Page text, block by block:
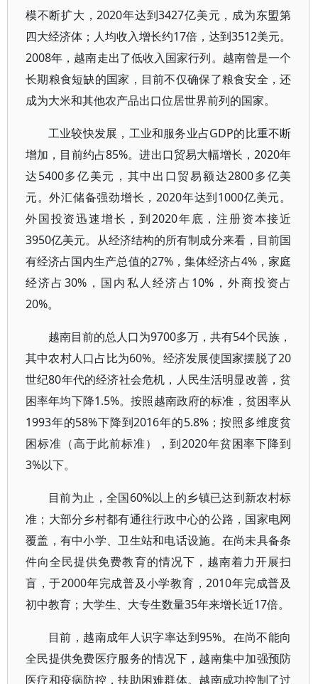
模不断扩大，2020年达到3427亿美元，成为东盟第
四大经济体；人均收入增长约17倍，达到3512美元。
2008年，越南走出了低收入国家行列。越南曾是一个
长期粮食短缺的国家，目前不仅确保了粮食安全，还
成为大米和其他农产品出口位居世界前列的国家。
工业较快发展，工业和服务业占GDP的比重不断
增加，目前约占85%。进出口贸易大幅增长，2020年
达5400多亿美元，其中出口贸易额达2800多亿美
元。外汇储备强劲增长，2020年达到1000亿美元。
外国投资迅速增长，到2020年底，注册资本接近
3950亿美元。从经济结构的所有制成分来看，目前国
有经济占国内生产总值的27%，集体经济占4%，家庭
经济占30%，国内私人经济占10%，外商投资占
20%。
越南目前的总人口为9700多万，共有54个民族，
其中农村人口占比为60%。经济发展使国家摆脱了20
世纪80年代的经济社会危机，人民生活明显改善，贫
困率年均下降1.5%。按照越南政府的标准，贫困率从
1993年的58%下降到2016年的5.8%；按照多维度贫
困标准（高于此前标准），到2020年贫困率下降到
3%以下。
目前为止，全国60%以上的乡镇已达到新农村标
准；大部分乡村都有通往行政中心的公路，国家电网
覆盖，有中小学、卫生站和电话设施。在尚未具备条
件向全民提供免费教育的情况下，越南着力开展扫
盲，于2000年完成普及小学教育，2010年完成普及
初中教育；大学生、大专生数量35年来增长近17倍。
目前，越南成年人识字率达到95%。在尚不能向
全民提供免费医疗服务的情况下，越南集中加强预防
医疗和疫病防控，扶助困难群体。越南成功控制了过